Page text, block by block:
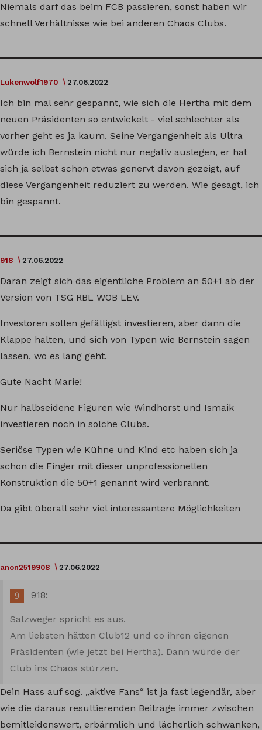
Niemals darf das beim FCB passieren, sonst haben wir
schnell Verhältnisse wie bei anderen Chaos Clubs.
Lukenwolf1970 27.06.2022
Ich bin mal sehr gespannt, wie sich die Hertha mit dem
neuen Präsidenten so entwickelt - viel schlechter als
vorher geht es ja kaum. Seine Vergangenheit als Ultra
würde ich Bernstein nicht nur negativ auslegen, er hat
sich ja selbst schon etwas genervt davon gezeigt, auf
diese Vergangenheit reduziert zu werden. Wie gesagt, ich
bin gespannt.
918 27.06.2022
Daran zeigt sich das eigentliche Problem an 50+1 ab der
Version von TSG RBL WOB LEV.
Investoren sollen gefälligst investieren, aber dann die
Klappe halten, und sich von Typen wie Bernstein sagen
lassen, wo es lang geht.
Gute Nacht Marie!
Nur halbseidene Figuren wie Windhorst und Ismaik
investieren noch in solche Clubs.
Seriöse Typen wie Kühne und Kind etc haben sich ja
schon die Finger mit dieser unprofessionellen
Konstruktion die 50+1 genannt wird verbrannt.
Da gibt überall sehr viel interessantere Möglichkeiten
anon2519908 27.06.2022
918:
Salzweger spricht es aus.
Am liebsten hätten Club12 und co ihren eigenen
Präsidenten (wie jetzt bei Hertha). Dann würde der
Club ins Chaos stürzen.
Dein Hass auf sog. „aktive Fans“ ist ja fast legendär, aber
wie die daraus resultierenden Beiträge immer zwischen
bemitleidenswert, erbärmlich und lächerlich schwanken,